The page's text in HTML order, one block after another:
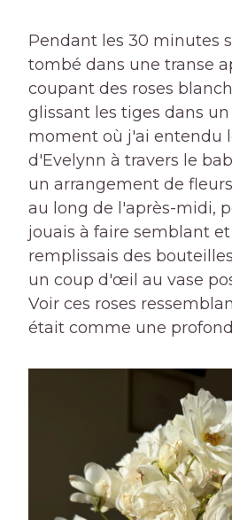
Pendant les 30 minutes
tombé dans une transe
coupant des roses
glissant les tiges dans un
moment où j'ai entendu
d'Evelynn à travers le
un arrangement de
au long de l'après-midi,
jouais à faire semblant
remplissais des
un coup d'œil au vase
Voir ces roses
était comme une